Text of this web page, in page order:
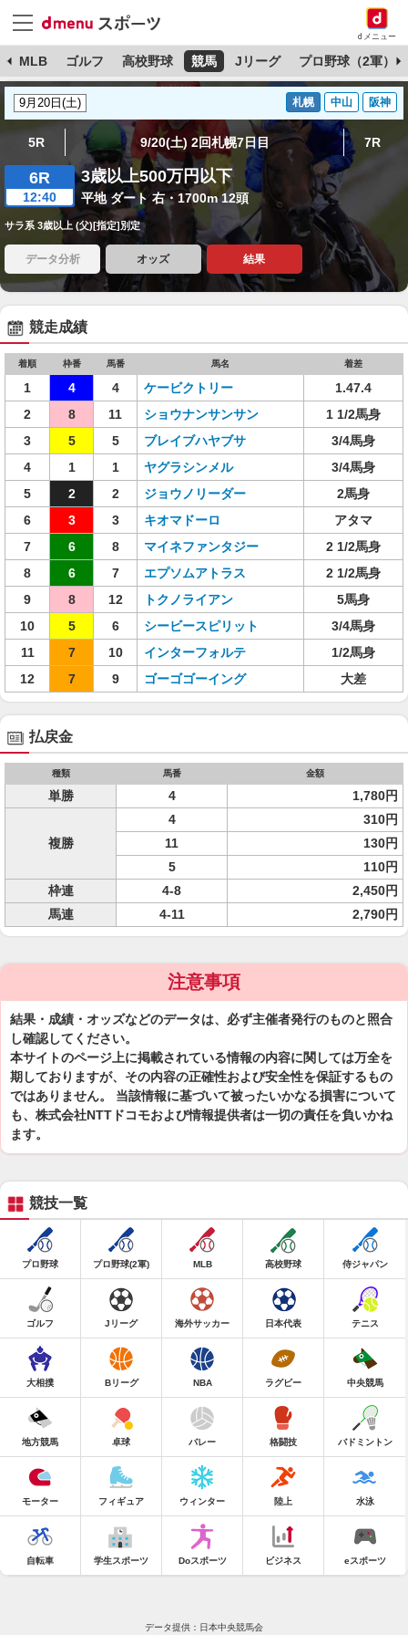
dメニュー
MLB ゴルフ 高校野球 競馬 Jリーグ プロ野球（2軍）
札幌 中山 阪神
5R 9/20(土) 2回札幌7日目 7R
6R
12:40
3歳以上500万円以下
平地 ダート 右・1700m 12頭
サラ系 3歳以上 (父)[指定]別定
データ分析 オッズ 結果
競走成績
着順 枠番 馬番 馬名 着差
1 4 4 ケービクトリー
1.47.4
2
8 11 ショウナンサンサン
1 1/2馬身
3
5 5 ブレイブハヤブサ
3/4馬身
4
1 1 ヤグラシンメル
3/4馬身
5
2 2 ジョウノリーダー
2馬身
6
3 3 キオマドーロ
アタマ
7
6 8 マイネファンタジー
2 1/2馬身
8
6 7 エプソムアトラス
2 1/2馬身
9
8 12 トクノライアン
5馬身
10
5 6 シービースピリット
3/4馬身
11
7 10 インターフォルテ
1/2馬身
12
7 9 ゴーゴゴーイング 大差
払戻金
種類 馬番 金額
単勝 4 1,780円
複勝
4
310円
11
130円
5
110円
枠連
4-8
2,450円
馬連
4-11 2,790円
注意事項
結果・成績・オッズなどのデータは、必ず主催者発行のものと照合
し確認してください。
本サイトのページ上に掲載されている情報の内容に関しては万全を
期しておりますが、その内容の正確性および安全性を保証するもの
ではありません。 当該情報に基づいて被ったいかなる損害について
も、株式会社NTTドコモおよび情報提供者は一切の責任を負いかね
ます。
競技一覧
プロ野球 プロ野球(2軍) MLB 高校野球 侍ジャパン
ゴルフ Jリーグ 海外サッカー 日本代表 テニス
大相撲 Bリーグ NBA ラグビー 中央競馬
地方競馬 卓球 バレー 格闘技 バドミントン
モーター フィギュア ウィンター 陸上 水泳
自転車 学生スポーツ Doスポーツ ビジネス eスポーツ
データ提供：日本中央競馬会